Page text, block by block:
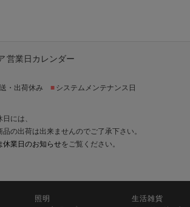
営業日カレンダー
・出荷休み ■ システムメンテナンス日
には、
品の出荷は出来ませんのでご了承下さい。
休業日のお知らせをご覧ください。
照明 生活雑貨